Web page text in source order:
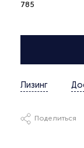
785
Лизинг
Поделиться